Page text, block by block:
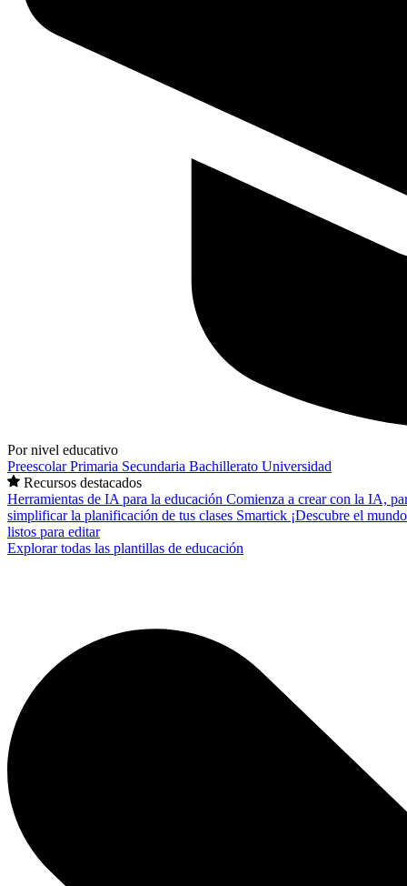
Por nivel educativo
PreescolarPrimaria Secundaria Bachillerato Universidad
Recursos destacados
Herramientas de IA para la educación Comienza a crear con la IA,
simplificar la planificación de tus clases Smartick ¡Descubre el
listos para editar
Explorar todas las plantillas de educación